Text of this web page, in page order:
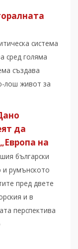
система
сред голяма
създава
лош живот за
да
на
български
и румънското
пред двете
и в
перспектива